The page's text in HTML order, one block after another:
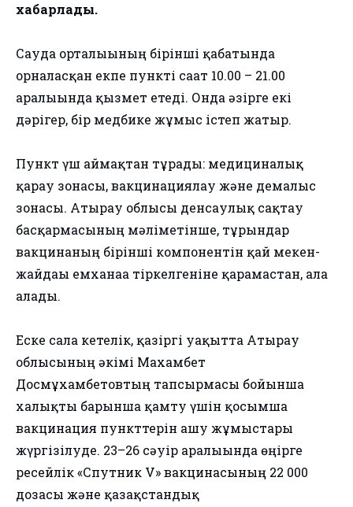
хабарлады.
Сауда орталығының бірінші қабатында
орналасқан екпе пункті сағат 10.00 – 21.00
аралығында қызмет етеді. Онда әзірге екі
дәрігер, бір медбике жұмыс істеп жатыр.
Пункт үш аймақтан тұрады: медициналық
қарау зонасы, вакцинациялау және демалыс
зонасы. Атырау облысы денсаулық сақтау
басқармасының мәліметінше, тұрғындар
вакцинаның бірінші компонентін қай мекен-
жайдағы емханаға тіркелгеніне қарамастан, ала
алады.
Еске сала кетелік, қазіргі уақытта Атырау
облысының әкімі Махамбет
Досмұхамбетовтың тапсырмасы бойынша
халықты барынша қамту үшін қосымша
вакцинация пункттерін ашу жұмыстары
жүргізілуде. 23–26 сәуір аралығында өңірге
ресейлік «Спутник V» вакцинасының 22 000
дозасы және қазақстандық